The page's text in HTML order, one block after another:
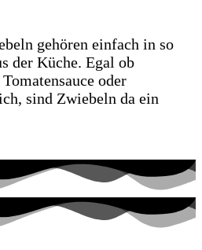
gehören einfach in so
der Küche. Egal ob
oder
sind Zwiebeln da ein